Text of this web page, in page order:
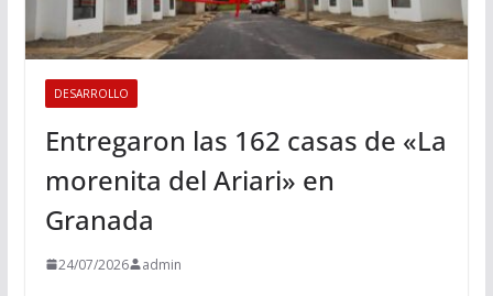
DESARROLLO
Entregaron las 162 casas de «La
morenita del Ariari» en
Granada
24/07/2026 admin